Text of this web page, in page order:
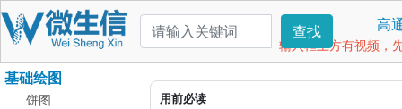
查找 高
输入框上方有视频，
基础绘图
饼图
用前必读